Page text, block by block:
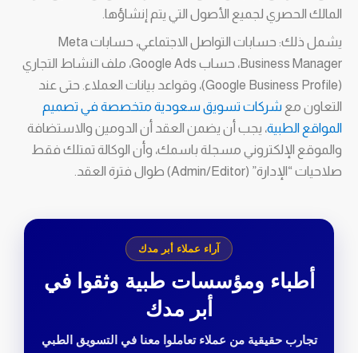
المالك الحصري لجميع الأصول التي يتم إنشاؤها.
يشمل ذلك: حسابات التواصل الاجتماعي، حسابات Meta
Business Manager، حساب Google Ads، ملف النشاط التجاري
(Google Business Profile)، وقواعد بيانات العملاء. حتى عند
التعاون مع شركات تسويق سعودية متخصصة في تصميم
المواقع الطبية، يجب أن يضمن العقد أن الدومين والاستضافة
والموقع الإلكتروني مسجلة باسمك، وأن الوكالة تمتلك فقط
صلاحيات “الإدارة” (Admin/Editor) طوال فترة العقد.
آراء عملاء أبر مدك
أطباء ومؤسسات طبية وثقوا في
أبر مدك
تجارب حقيقية من عملاء تعاملوا معنا في التسويق الطبي